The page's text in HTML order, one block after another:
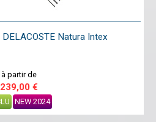
Natura Intex
à partir de
239,00 €
NEW 2024